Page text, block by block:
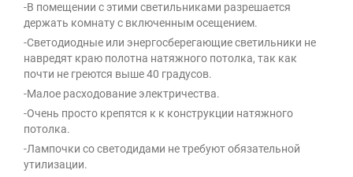
-В помещении с этими светильниками разрешается
держать комнату с включенным осещением.
-Светодиодные или энергосберегающие светильники не
навредят краю полотна натяжного потолка, так как
почти не греются выше 40 градусов.
-Малое расходование электричества.
-Очень просто крепятся к к конструкции натяжного
потолка.
-Лампочки со светодидами не требуют обязательной
утилизации.